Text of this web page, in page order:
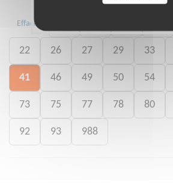
Effacer
22 26 27 29 33
41 46 49 50 54
73 75 77 78 80
92 93 988